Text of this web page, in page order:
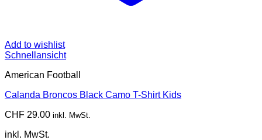
Add to wishlist
Schnellansicht
American Football
Calanda Broncos Black Camo T-Shirt Kids
CHF 29.00 inkl. MwSt.
inkl. MwSt.